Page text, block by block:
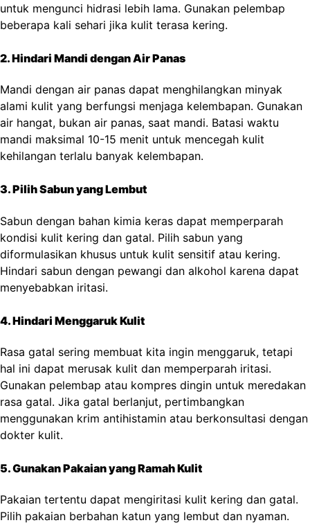
untuk mengunci hidrasi lebih lama. Gunakan pelembap
beberapa kali sehari jika kulit terasa kering.
2. Hindari Mandi dengan Air Panas
Mandi dengan air panas dapat menghilangkan minyak
alami kulit yang berfungsi menjaga kelembapan. Gunakan
air hangat, bukan air panas, saat mandi. Batasi waktu
mandi maksimal 10-15 menit untuk mencegah kulit
kehilangan terlalu banyak kelembapan.
3. Pilih Sabun yang Lembut
Sabun dengan bahan kimia keras dapat memperparah
kondisi kulit kering dan gatal. Pilih sabun yang
diformulasikan khusus untuk kulit sensitif atau kering.
Hindari sabun dengan pewangi dan alkohol karena dapat
menyebabkan iritasi.
4. Hindari Menggaruk Kulit
Rasa gatal sering membuat kita ingin menggaruk, tetapi
hal ini dapat merusak kulit dan memperparah iritasi.
Gunakan pelembap atau kompres dingin untuk meredakan
rasa gatal. Jika gatal berlanjut, pertimbangkan
menggunakan krim antihistamin atau berkonsultasi dengan
dokter kulit.
5. Gunakan Pakaian yang Ramah Kulit
Pakaian tertentu dapat mengiritasi kulit kering dan gatal.
Pilih pakaian berbahan katun yang lembut dan nyaman.